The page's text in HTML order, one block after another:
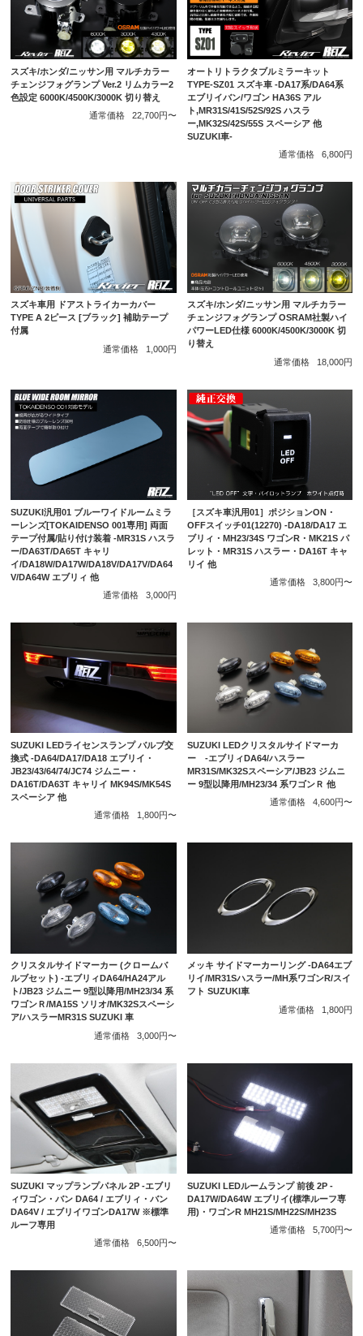
スズキ/ホンダ/ニッサン用 マルチカラー
チェンジフォグランプ Ver.2 リムカラー2
色設定 6000K/4500K/3000K 切り替え
通常価格
22,700円〜
オートリトラクタブルミラーキット
TYPE-SZ01 スズキ車 -DA17系/DA64系
エブリイバン/ワゴン HA36S アル
ト,MR31S/41S/52S/92S ハスラ
ー,MK32S/42S/55S スペーシア 他
SUZUKI車-
通常価格
6,800円
スズキ車用 ドアストライカーカバー
TYPE A 2ピース [ブラック] 補助テープ
付属
通常価格
1,000円
スズキ/ホンダ/ニッサン用 マルチカラー
チェンジフォグランプ OSRAM社製ハイ
パワーLED仕様 6000K/4500K/3000K 切
り替え
通常価格
18,000円
SUZUKI汎用01 ブルーワイドルームミラ
ーレンズ[TOKAIDENSO 001専用] 両面
テープ付属/貼り付け装着 -MR31S ハスラ
ー/DA63T/DA65T キャリ
イ/DA18W/DA17W/DA18V/DA17V/DA64
V/DA64W エブリィ 他
通常価格
3,000円
［スズキ車汎用01］ポジションON・
OFFスイッチ01(12270) -DA18/DA17 エ
ブリィ・MH23/34S ワゴンR・MK21S パ
レット・MR31S ハスラー・DA16T キャ
リイ 他
通常価格
3,800円〜
SUZUKI LEDライセンスランプ バルブ交
換式 -DA64/DA17/DA18 エブリイ・
JB23/43/64/74/JC74 ジムニー・
DA16T/DA63T キャリイ MK94S/MK54S
スペーシア 他
通常価格
1,800円〜
SUZUKI LEDクリスタルサイドマーカ
ー -エブリィDA64/ハスラー
MR31S/MK32Sスペーシア/JB23 ジムニ
ー 9型以降用/MH23/34 系ワゴンＲ 他
通常価格
4,600円〜
クリスタルサイドマーカー (クロームバ
ルブセット) -エブリィDA64/HA24アル
ト/JB23 ジムニー 9型以降用/MH23/34 系
ワゴンＲ/MA15S ソリオ/MK32Sスペーシ
ア/ハスラーMR31S SUZUKI 車
通常価格
3,000円〜
メッキ サイドマーカーリング -DA64エブ
リイ/MR31Sハスラー/MH系ワゴンR/スイ
フト SUZUKI車
通常価格
1,800円
SUZUKI マップランプパネル 2P -エブリ
ィワゴン・バン DA64 / エブリィ・バン
DA64V / エブリイワゴンDA17W ※標準
ルーフ専用
通常価格
6,500円〜
SUZUKI LEDルームランプ 前後 2P -
DA17W/DA64W エブリイ(標準ルーフ専
用)・ワゴンR MH21S/MH22S/MH23S
通常価格
5,700円〜